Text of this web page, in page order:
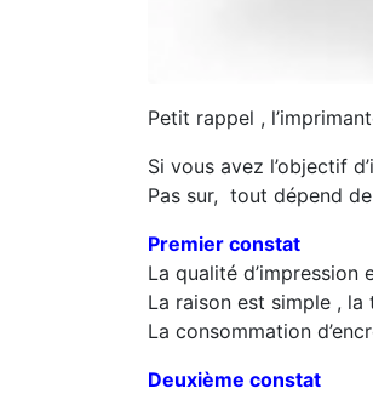
Petit rappel ,
Si vous avez l’objectif
Pas sur, tout dépend
Premier constat
La qualité
La raison est simple , la
La consommation
Deuxième constat